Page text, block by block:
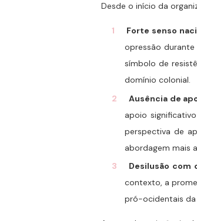
Desde o início da
Forte senso
opressão
símbolo de
domínio colonial.
Ausência de
apoio
perspectiva de
abordagem mais
Desilusão com
contexto, a
pró-ocidentais da